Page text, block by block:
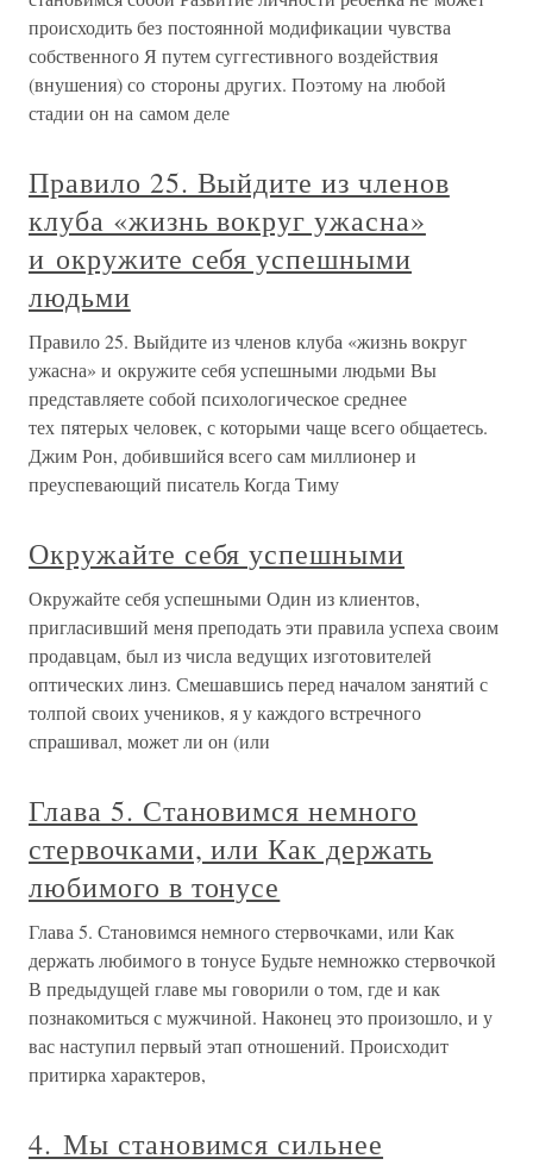
происходить без постоянной модификации чувства
собственного Я путем суггестивного воздействия
(внушения) со стороны других. Поэтому на любой
стадии он на самом деле
Правило 25. Выйдите из членов
клуба «жизнь вокруг ужасна»
и окружите себя успешными
людьми
Правило 25. Выйдите из членов клуба «жизнь вокруг
ужасна» и окружите себя успешными людьми Вы
представляете собой психологическое среднее
тех пятерых человек, с которыми чаще всего общаетесь.
Джим Рон, добившийся всего сам миллионер и
преуспевающий писатель Когда Тиму
Окружайте себя успешными
Окружайте себя успешными Один из клиентов,
пригласивший меня преподать эти правила успеха своим
продавцам, был из числа ведущих изготовителей
оптических линз. Смешавшись перед началом занятий с
толпой своих учеников, я у каждого встречного
спрашивал, может ли он (или
Глава 5. Становимся немного
стервочками, или Как держать
любимого в тонусе
Глава 5. Становимся немного стервочками, или Как
держать любимого в тонусе Будьте немножко стервочкой
В предыдущей главе мы говорили о том, где и как
познакомиться с мужчиной. Наконец это произошло, и у
вас наступил первый этап отношений. Происходит
притирка характеров,
4. Мы становимся сильнее